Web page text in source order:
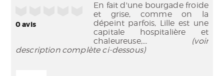
0avis
En fait d'une bourgade froide
et grise, comme on la
dépeint parfois, Lille est une
capitale hospitalière et
chaleureuse,... (voir
description complète ci-dessous)